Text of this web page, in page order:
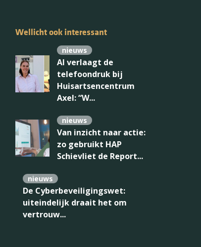
Wellicht ook interessant
nieuws
AI verlaagt de
telefoondruk bij
Huisartsencentrum
Axel: “W...
nieuws
Van inzicht naar actie:
zo gebruikt HAP
Schievliet de Report...
nieuws
De Cyberbeveiligingswet:
uiteindelijk draait het om
vertrouw...